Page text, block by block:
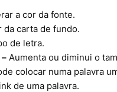
a cor da fonte.
da carta de fundo.
de letra.
Aumenta ou diminui o
colocar numa palavra
de uma palavra.